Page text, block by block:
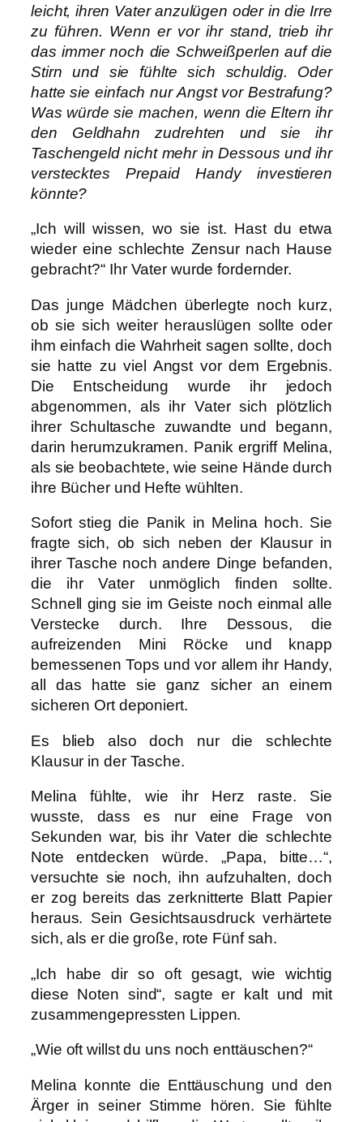
leicht, ihren Vater anzulügen oder in die Irre
zu führen. Wenn er vor ihr stand, trieb ihr
das immer noch die Schweißperlen auf die
Stirn und sie fühlte sich schuldig. Oder
hatte sie einfach nur Angst vor Bestrafung?
Was würde sie machen, wenn die Eltern ihr
den Geldhahn zudrehten und sie ihr
Taschengeld nicht mehr in Dessous und ihr
verstecktes Prepaid Handy investieren
könnte?
„Ich will wissen, wo sie ist. Hast du etwa
wieder eine schlechte Zensur nach Hause
gebracht?“ Ihr Vater wurde fordernder.
Das junge Mädchen überlegte noch kurz,
ob sie sich weiter herauslügen sollte oder
ihm einfach die Wahrheit sagen sollte, doch
sie hatte zu viel Angst vor dem Ergebnis.
Die Entscheidung wurde ihr jedoch
abgenommen, als ihr Vater sich plötzlich
ihrer Schultasche zuwandte und begann,
darin herumzukramen. Panik ergriff Melina,
als sie beobachtete, wie seine Hände durch
ihre Bücher und Hefte wühlten.
Sofort stieg die Panik in Melina hoch. Sie
fragte sich, ob sich neben der Klausur in
ihrer Tasche noch andere Dinge befanden,
die ihr Vater unmöglich finden sollte.
Schnell ging sie im Geiste noch einmal alle
Verstecke durch. Ihre Dessous, die
aufreizenden Mini Röcke und knapp
bemessenen Tops und vor allem ihr Handy,
all das hatte sie ganz sicher an einem
sicheren Ort deponiert.
Es blieb also doch nur die schlechte
Klausur in der Tasche.
Melina fühlte, wie ihr Herz raste. Sie
wusste, dass es nur eine Frage von
Sekunden war, bis ihr Vater die schlechte
Note entdecken würde. „Papa, bitte…“,
versuchte sie noch, ihn aufzuhalten, doch
er zog bereits das zerknitterte Blatt Papier
heraus. Sein Gesichtsausdruck verhärtete
sich, als er die große, rote Fünf sah.
„Ich habe dir so oft gesagt, wie wichtig
diese Noten sind“, sagte er kalt und mit
zusammengepressten Lippen.
„Wie oft willst du uns noch enttäuschen?“
Melina konnte die Enttäuschung und den
Ärger in seiner Stimme hören. Sie fühlte